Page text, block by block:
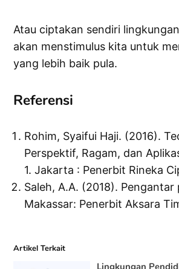
Atau ciptakan sendiri
akan menstimulus kita untuk
yang lebih baik pula.
Referensi
Rohim, Syaifui Haji. (2016).
Perspektif, Ragam, dan
1. Jakarta : Penerbit Rineka
Saleh, A.A. (2018). Pengantar
Makassar: Penerbit Aksara
Artikel Terkait
Lingkungan